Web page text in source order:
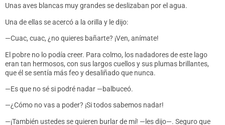
Unas aves blancas muy grandes se deslizaban por el agua.
Una de ellas se acercó a la orilla y le dijo:
—Cuac, cuac, ¿no quieres bañarte? ¡Ven, anímate!
El pobre no lo podía creer. Para colmo, los nadadores de este lago
eran tan hermosos, con sus largos cuellos y sus plumas brillantes,
que él se sentía más feo y desaliñado que nunca.
—Es que no sé si podré nadar —balbuceó.
—¿Cómo no vas a poder? ¡Si todos sabemos nadar!
—¡También ustedes se quieren burlar de mí! —les dijo—. Seguro que